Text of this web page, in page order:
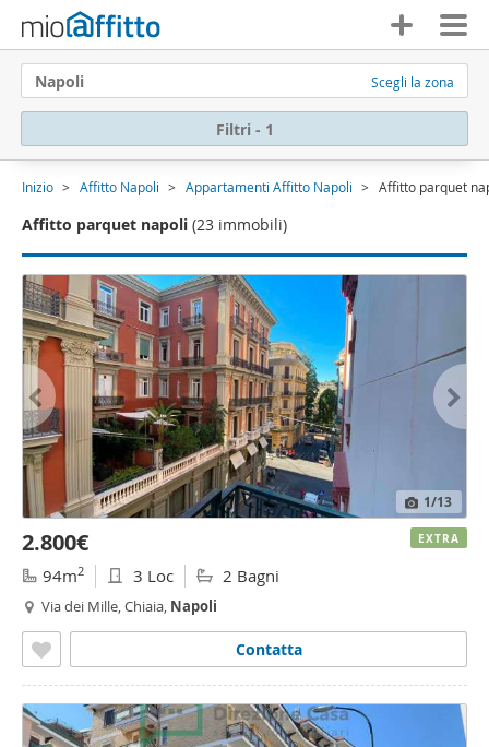
Napoli Scegli la zona
Filtri - 1
Inizio Affitto Napoli Appartamenti Affitto Napoli Affitto parquet
Affitto parquet napoli (23 immobili)
1/13
2.800€
94m2 3 Loc 2 Bagni
Via dei Mille, Chiaia, Napoli
Contatta
EXTRA